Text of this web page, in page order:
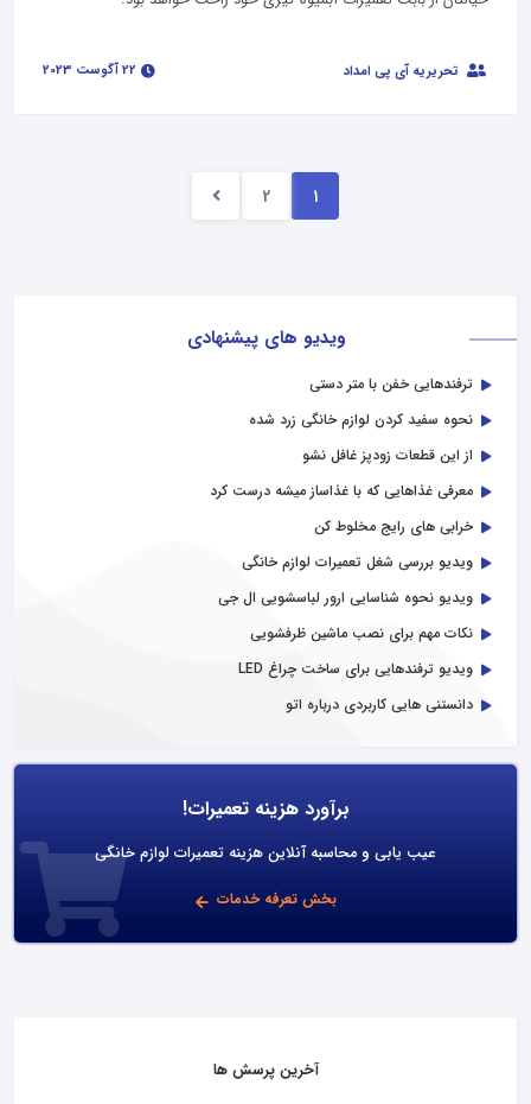
ویدیو های پیشنهادی
ترفندهایی خفن با متر دستی
نحوه سفید کردن لوازم خانگی زرد شده
از این قطعات زودپز غافل نشو
معرفی غذاهایی که با غذاساز میشه درست کرد
خرابی‌ های رایج مخلوط کن
ویدیو بررسی شغل تعمیرات لوازم خانگی
ویدیو نحوه شناسایی ارور لباسشویی ال جی
نکات مهم برای نصب ماشین ظرفشویی
ویدیو ترفندهایی برای ساخت چراغ LED
دانستنی هایی کاربردی درباره اتو
برآورد هزینه تعمیرات!
عیب یابی و محاسبه آنلاین هزینه تعمیرات لوازم خانگی
بخش تعرفه خدمات
تحریریه آی پی امداد
1
2
آخرین پرسش ها